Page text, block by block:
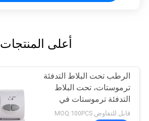
أعلى المنتجات
الرطب تحت البلاط التدفئة
ترموستات، تحت البلاط
التدفئة ترموستات في
الحمام
قابل للتفاوض MOQ:100PCS